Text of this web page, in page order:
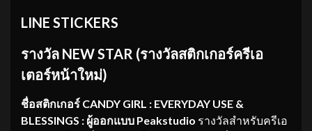
LINE STICKERS
รางวัล NEW STAR (รางวัลสติกเกอร์ครีเอ
เตอร์หน้าใหม่)
ชื่อสติกเกอร์ CANDY GIRL : EVERYDAY USE &
BLESSINGS : ผู้ออกแบบ Peakstudio รางวัลสำหรับครีเอ